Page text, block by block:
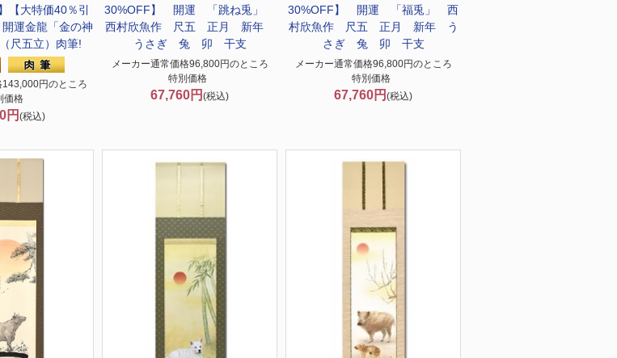
【大特価40％引
運金龍「金の神
尺五立）肉筆!
143,000円のところ
価格
円 (税込)
30%OFF】 開運 「跳ね兎」
西村欣魚作 尺五 正月 新年
うさぎ 兔 卯 干支
メーカー通常価格96,800円のところ
特別価格
67,760円 (税込)
30%OFF】 開運 「福兎」 西
村欣魚作 尺五 正月 新年 う
さぎ 兔 卯 干支
メーカー通常価格96,800円のところ
特別価格
67,760円 (税込)